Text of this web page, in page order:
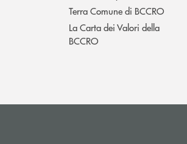
Terra Comune di BCCRO
La Carta dei Valori della
BCCRO